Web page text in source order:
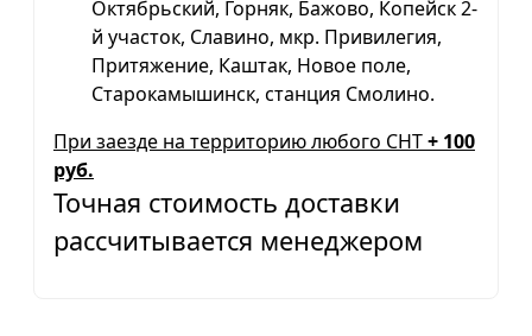
Октябрьский, Горняк, Бажово, Копейск 2-
й участок, Славино, мкр. Привилегия,
Притяжение, Каштак, Новое поле,
Старокамышинск, станция Смолино.
При заезде на территорию любого СНТ+ 100
руб.
Точная стоимость доставки
рассчитывается менеджером